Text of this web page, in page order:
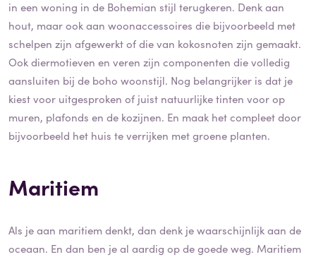
in een woning in de Bohemian stijl terugkeren. Denk aan
hout, maar ook aan woonaccessoires die bijvoorbeeld met
schelpen zijn afgewerkt of die van kokosnoten zijn gemaakt.
Ook diermotieven en veren zijn componenten die volledig
aansluiten bij de boho woonstijl. Nog belangrijker is dat je
kiest voor uitgesproken of juist natuurlijke tinten voor op
muren, plafonds en de kozijnen. En maak het compleet door
bijvoorbeeld het huis te verrijken met groene planten.
Maritiem
Als je aan maritiem denkt, dan denk je waarschijnlijk aan de
oceaan. En dan ben je al aardig op de goede weg. Maritiem